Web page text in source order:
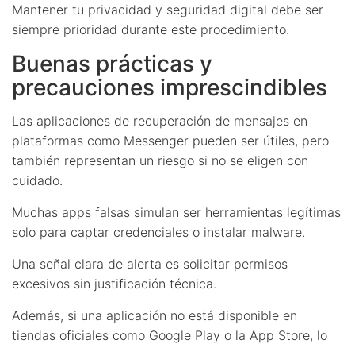
Mantener tu privacidad y seguridad digital debe ser
siempre prioridad durante este procedimiento.
Buenas prácticas y
precauciones imprescindibles
Las aplicaciones de recuperación de mensajes en
plataformas como Messenger pueden ser útiles, pero
también representan un riesgo si no se eligen con
cuidado.
Muchas apps falsas simulan ser herramientas legítimas
solo para captar credenciales o instalar malware.
Una señal clara de alerta es solicitar permisos
excesivos sin justificación técnica.
Además, si una aplicación no está disponible en
tiendas oficiales como Google Play o la App Store, lo